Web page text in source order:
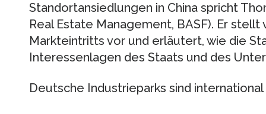
Standortansiedlungen in China spricht
Real Estate Management, BASF). Er
Markteintritts vor und erläutert, wie die
Interessenlagen des Staats und des
Deutsche Industrieparks sind